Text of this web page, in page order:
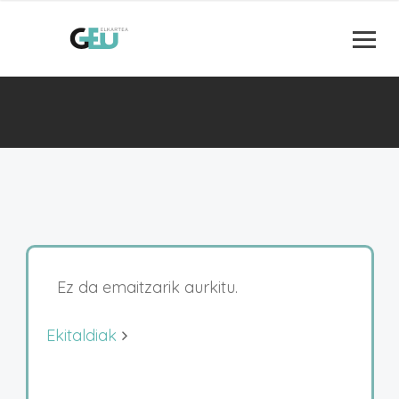
Ez da emaitzarik aurkitu.
Ekitaldiak